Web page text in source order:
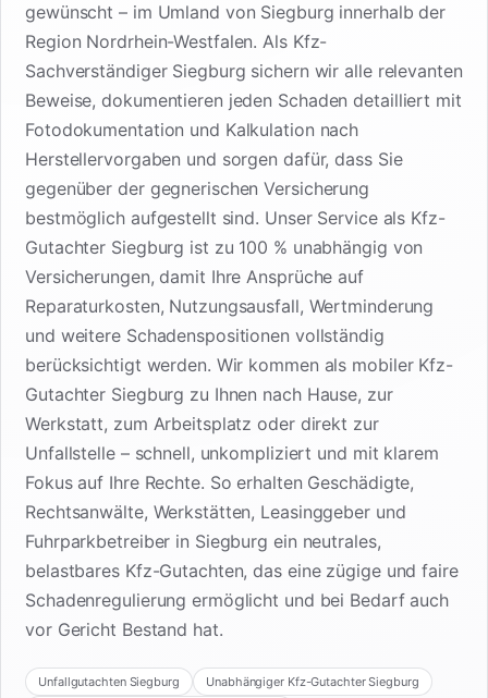
gewünscht – im Umland von Siegburg innerhalb der
Region Nordrhein-Westfalen. Als Kfz-
Sachverständiger Siegburg sichern wir alle relevanten
Beweise, dokumentieren jeden Schaden detailliert mit
Fotodokumentation und Kalkulation nach
Herstellervorgaben und sorgen dafür, dass Sie
gegenüber der gegnerischen Versicherung
bestmöglich aufgestellt sind. Unser Service als Kfz-
Gutachter Siegburg ist zu 100 % unabhängig von
Versicherungen, damit Ihre Ansprüche auf
Reparaturkosten, Nutzungsausfall, Wertminderung
und weitere Schadenspositionen vollständig
berücksichtigt werden. Wir kommen als mobiler Kfz-
Gutachter Siegburg zu Ihnen nach Hause, zur
Werkstatt, zum Arbeitsplatz oder direkt zur
Unfallstelle – schnell, unkompliziert und mit klarem
Fokus auf Ihre Rechte. So erhalten Geschädigte,
Rechtsanwälte, Werkstätten, Leasinggeber und
Fuhrparkbetreiber in Siegburg ein neutrales,
belastbares Kfz-Gutachten, das eine zügige und faire
Schadenregulierung ermöglicht und bei Bedarf auch
vor Gericht Bestand hat.
Unfallgutachten Siegburg
Unabhängiger Kfz-Gutachter Siegburg